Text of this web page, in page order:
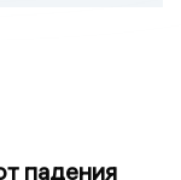
падения